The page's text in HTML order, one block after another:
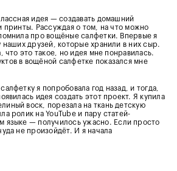
идея —создавать домашний
принты. Рассуждая о том, на что можно
про вощёные салфетки. Впервые я
наших друзей, которые хранили в них сыр.
что это такое, но идея мне понравилась.
в вощёной салфетке показался мне
я попробовала год назад, и тогда,
идея создать этот проект. Я купила
воск, порезала на ткань детскую
ролик на YouTube и пару статей-
языке — получилось ужасно. Если просто
не произойдёт. И я начала